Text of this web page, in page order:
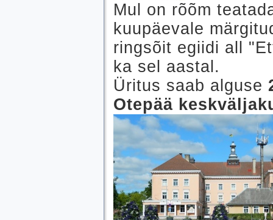
Mul on rõõm
kuupäevale
ringsõit egiidi all
ka sel aastal.
Üritus saab alguse
Otepää